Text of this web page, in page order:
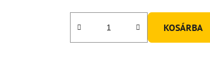
KOSÁRBA